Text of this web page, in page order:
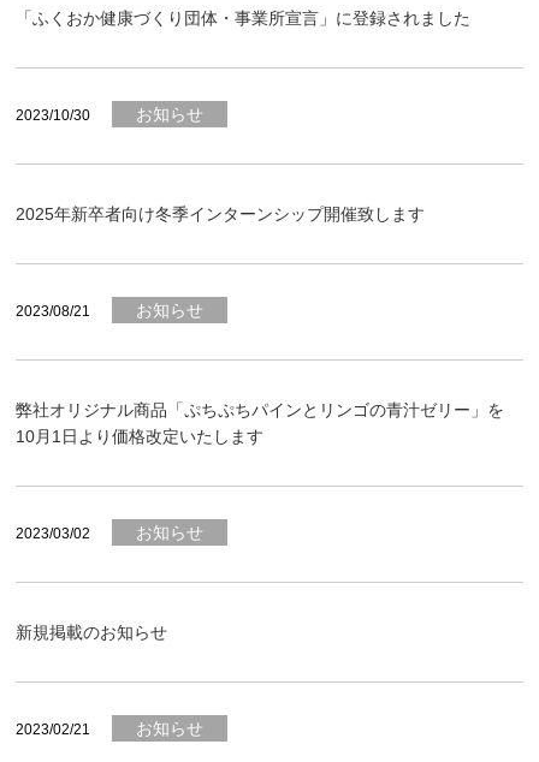
「ふくおか健康づくり団体・事業所宣言」に登録されました
2023/10/30 お知らせ
2025年新卒者向け冬季インターンシップ開催致します
2023/08/21 お知らせ
弊社オリジナル商品「ぷちぷちパインとリンゴの青汁ゼリー」を
10月1日より価格改定いたします
2023/03/02 お知らせ
新規掲載のお知らせ
2023/02/21 お知らせ